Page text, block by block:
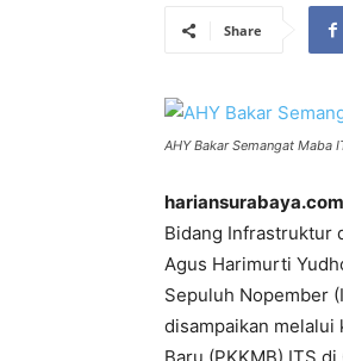
Share
AHY Bakar Semangat Maba
hariansurabaya.com
Bidang Infrastruktur
Agus Harimurti
Sepuluh Nopember
disampaikan melalui